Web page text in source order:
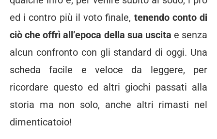
ed i contro più il voto finale, tenendo conto di
ciò che offrì all’epoca della sua uscita e senza
alcun confronto con gli standard di oggi. Una
scheda facile e veloce da leggere, per
ricordare questo ed altri giochi passati alla
storia ma non solo, anche altri rimasti nel
dimenticatoio!